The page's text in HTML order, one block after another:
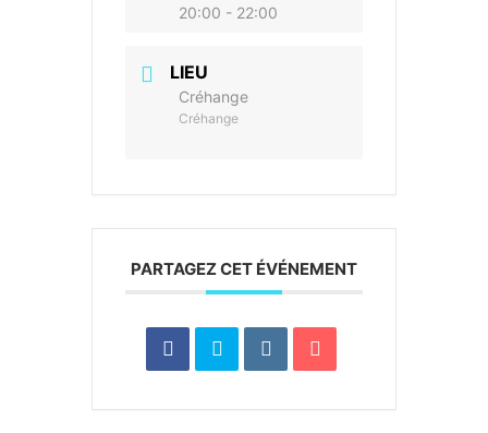
20:00 - 22:00
LIEU
Créhange
Créhange
PARTAGEZ CET ÉVÉNEMENT